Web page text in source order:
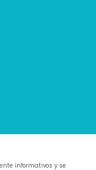
informativos y se